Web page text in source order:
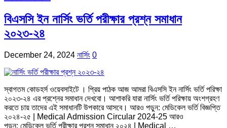
বিএসসি ইন নার্সিং ভর্তি পরীক্ষার প্রশ্ন সমাধান
২০২৩-২৪
December 24, 2024 নার্সিং 0
স্বাগতম কোডহর্স ওয়েবসাইটে । প্রিয় পাঠক আজ আমরা বিএসসি ইন নার্সিং ভর্তি পরিক্ষা
২০২৩-২৪ এর প্রশ্নের সমাধান দেখবো। আশাকরি যারা নার্সিং ভর্তি পরিক্ষায় অংশগ্রহণ
করতে চায় তাদের এই সমাধানটি উপকারে আসবে। আরও পড়ুন: মেডিকেল ভর্তি বিজ্ঞপ্তি
২০২৪-২৫ | Medical Admission Circular 2024-25 আরও
পড়ুন: মেডিকেল ভর্তি পরীক্ষার প্রশ্ন সমাধান ২০২৪ | Medical …